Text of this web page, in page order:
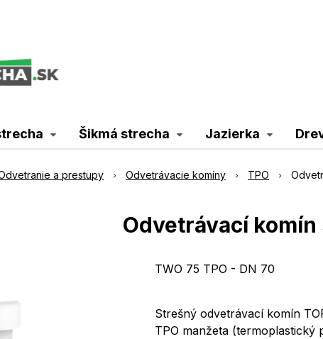
Šikmá strecha Jazierka
a prestupy Odvetrávacie komíny TPO
Odvetrávací komín
TWO 75 TPO - DN 70
Strešný odvetrávací komín
TPO manžeta (termoplastický